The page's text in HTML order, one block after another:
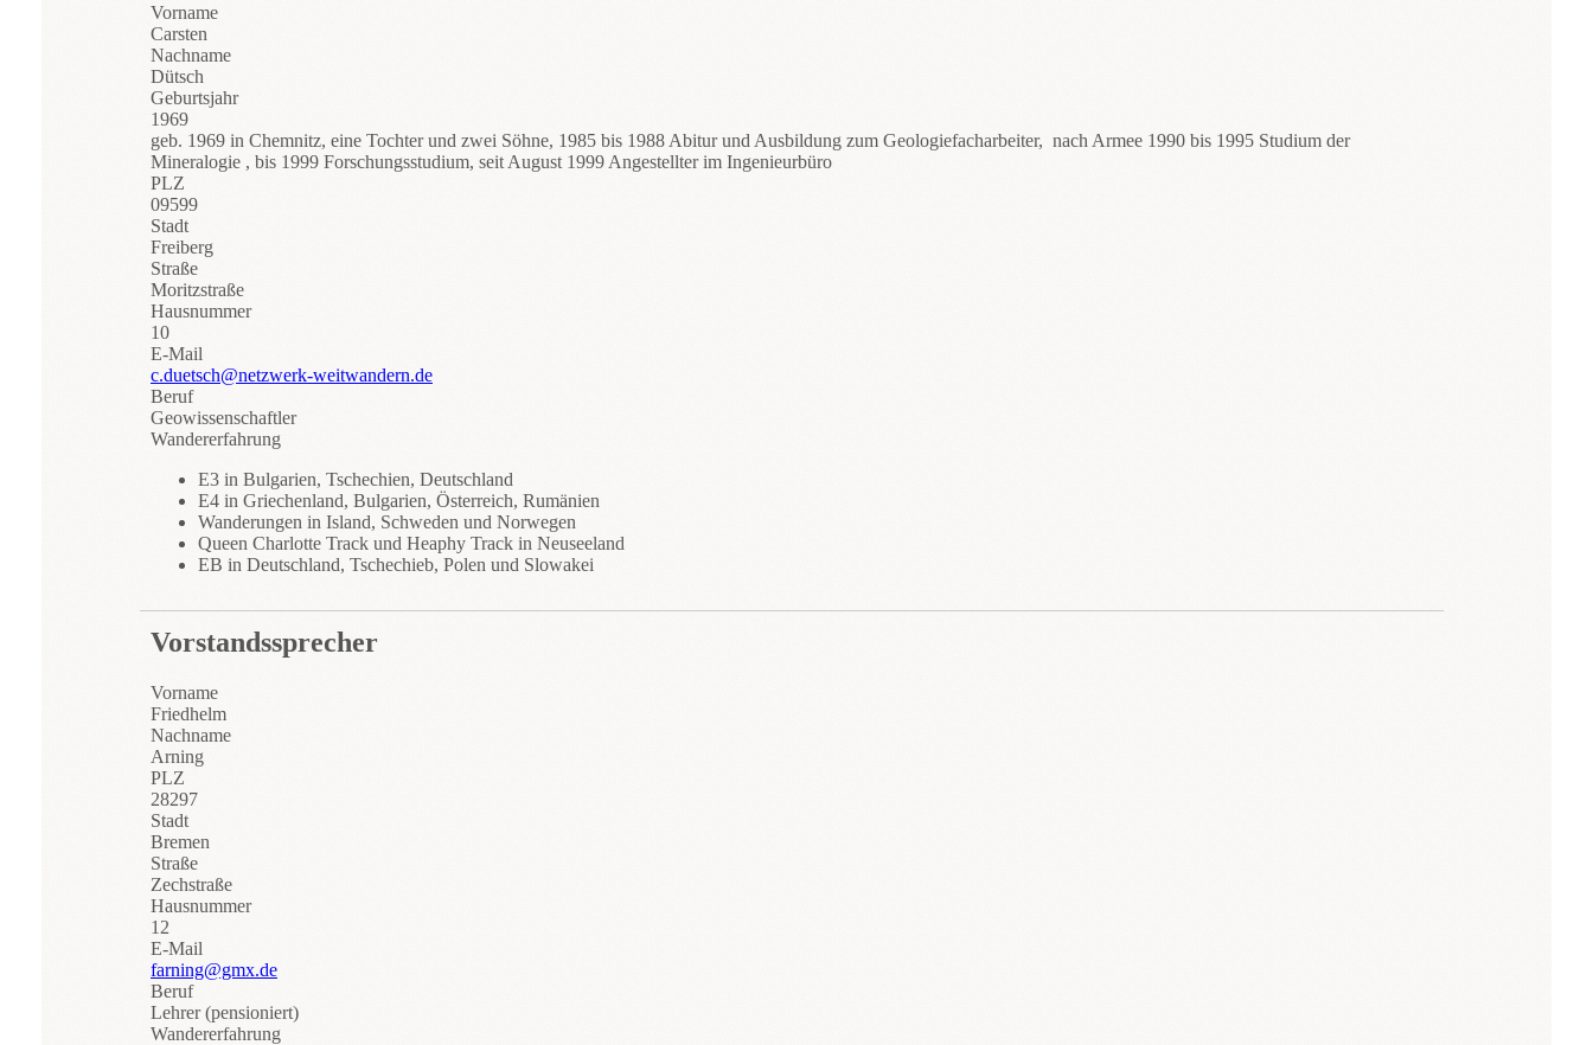
Vorname
Carsten
Nachname
Dütsch
Geburtsjahr
1969
geb. 1969 in Chemnitz, eine Tochter und zwei Söhne, 1985 bis 1988 Abitur und Ausbildung zum Geologiefacharbeiter, nach Armee 1990 bis 1995 Studium der
Mineralogie , bis 1999 Forschungsstudium, seit August 1999 Angestellter im Ingenieurbüro
PLZ
09599
Stadt
Freiberg
Straße
Moritzstraße
Hausnummer
10
E-Mail
c.duetsch@netzwerk-weitwandern.de
Beruf
Geowissenschaftler
Wandererfahrung
E3 in Bulgarien, Tschechien, Deutschland
E4 in Griechenland, Bulgarien, Österreich, Rumänien
Wanderungen in Island, Schweden und Norwegen
Queen Charlotte Track und Heaphy Track in Neuseeland
EB in Deutschland, Tschechieb, Polen und Slowakei
Vorstandssprecher
Vorname
Friedhelm
Nachname
Arning
PLZ
28297
Stadt
Bremen
Straße
Zechstraße
Hausnummer
12
E-Mail
farning@gmx.de
Beruf
Lehrer (pensioniert)
Wandererfahrung